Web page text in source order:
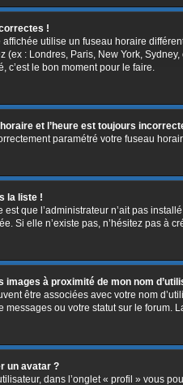
!
affichée utilise un fuseau horaire
(ex : Londres, Paris, New York,
c’est le bon moment pour le faire.
et l’heure est toujours
paramétré votre fuseau
la liste !
est que l’administrateur n’ait pas
Si elle n’existe pas, n’hésitez pas à
images à proximité de mon nom
être associées avec votre nom
messages ou votre statut sur le forum.
un avatar ?
dans l’onglet « profil » vous